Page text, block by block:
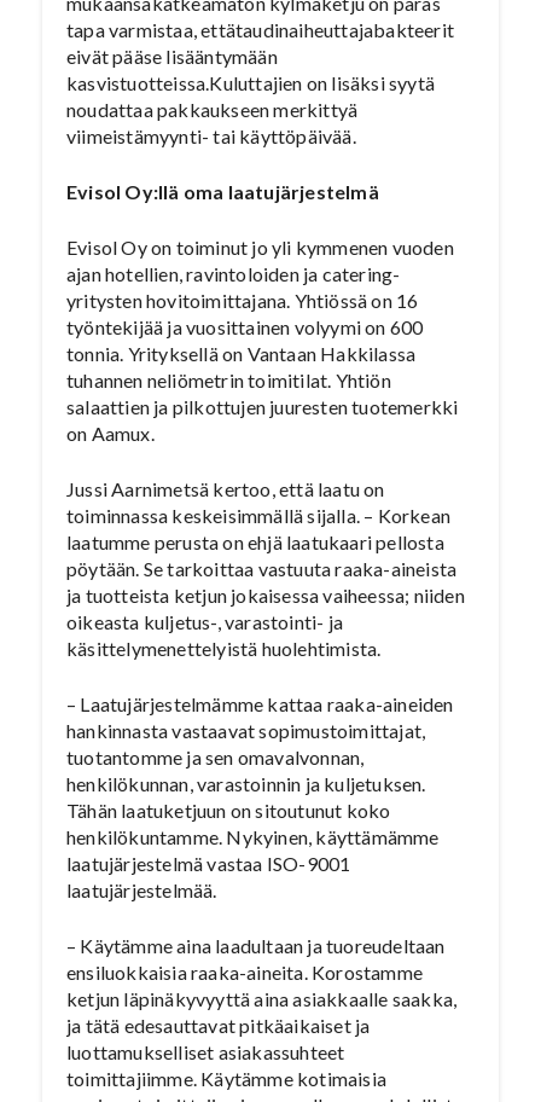
tapa varmistaa, ettätaudinaiheuttajabakteerit
eivät pääse lisääntymään
kasvistuotteissa.Kuluttajien on lisäksi syytä
noudattaa pakkaukseen merkittyä
viimeistämyynti- tai käyttöpäivää.
Evisol Oy:llä oma laatujärjestelmä
Evisol Oy on toiminut jo yli kymmenen vuoden
ajan hotellien, ravintoloiden ja catering-
yritysten hovitoimittajana. Yhtiössä on 16
työntekijää ja vuosittainen volyymi on 600
tonnia. Yrityksellä on Vantaan Hakkilassa
tuhannen neliömetrin toimitilat. Yhtiön
salaattien ja pilkottujen juuresten tuotemerkki
on Aamux.
Jussi Aarnimetsä kertoo, että laatu on
toiminnassa keskeisimmällä sijalla. – Korkean
laatumme perusta on ehjä laatukaari pellosta
pöytään. Se tarkoittaa vastuuta raaka-aineista
ja tuotteista ketjun jokaisessa vaiheessa; niiden
oikeasta kuljetus-, varastointi- ja
käsittelymenettelyistä huolehtimista.
– Laatujärjestelmämme kattaa raaka-aineiden
hankinnasta vastaavat sopimustoimittajat,
tuotantomme ja sen omavalvonnan,
henkilökunnan, varastoinnin ja kuljetuksen.
Tähän laatuketjuun on sitoutunut koko
henkilökuntamme. Nykyinen, käyttämämme
laatujärjestelmä vastaa ISO-9001
laatujärjestelmää.
– Käytämme aina laadultaan ja tuoreudeltaan
ensiluokkaisia raaka-aineita. Korostamme
ketjun läpinäkyvyyttä aina asiakkaalle saakka,
ja tätä edesauttavat pitkäaikaiset ja
luottamukselliset asiakassuhteet
toimittajiimme. Käytämme kotimaisia